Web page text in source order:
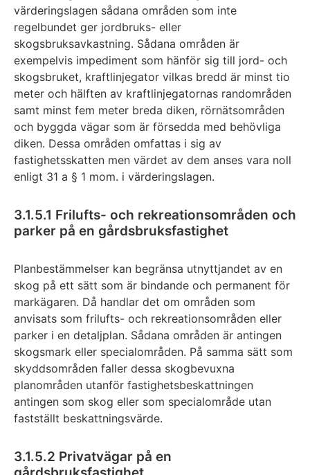
värderingslagen sådana områden som inte
regelbundet ger jordbruks- eller
skogsbruksavkastning. Sådana områden är
exempelvis impediment som hänför sig till jord- och
skogsbruket, kraftlinjegator vilkas bredd är minst tio
meter och hälften av kraftlinjegatornas randområden
samt minst fem meter breda diken, rörnätsområden
och byggda vägar som är försedda med behövliga
diken. Dessa områden omfattas i sig av
fastighetsskatten men värdet av dem anses vara noll
enligt 31 a § 1 mom. i värderingslagen.
3.1.5.1 Frilufts- och rekreationsområden och
parker på en gårdsbruksfastighet
Planbestämmelser kan begränsa utnyttjandet av en
skog på ett sätt som är bindande och permanent för
markägaren. Då handlar det om områden som
anvisats som frilufts- och rekreationsområden eller
parker i en detaljplan. Sådana områden är antingen
skogsmark eller specialområden. På samma sätt som
skyddsområden faller dessa skogbevuxna
planområden utanför fastighetsbeskattningen
antingen som skog eller som specialområde utan
fastställt beskattningsvärde.
3.1.5.2 Privatvägar på en